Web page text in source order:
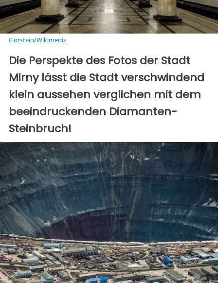
Florstein/Wikimedia
Die Perspekte des Fotos der Stadt
Mirny lässt die Stadt verschwindend
klein aussehen verglichen mit dem
beeindruckenden Diamanten-
Steinbruch!